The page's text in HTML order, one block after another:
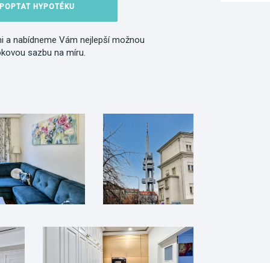
HYPOTÉKU
a nabídneme Vám nejlepší možnou
sazbu na míru.